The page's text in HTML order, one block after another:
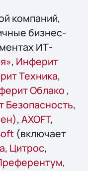
компаний,
бизнес-
ИТ-
, Инферит
Техника,
Облако ,
Безопасность,
, AХОFT,
(включает
, Цитрос,
,